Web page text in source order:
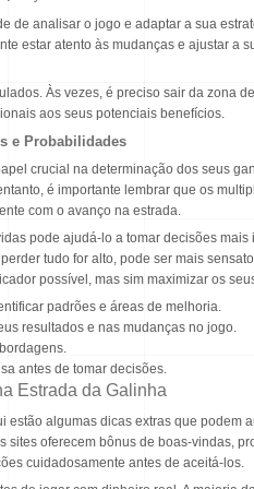
de analisar o jogo e adaptar a sua
estar atento às mudanças e ajustar
Às vezes, é preciso sair da zona
aos seus potenciais benefícios.
e Probabilidades
crucial na determinação dos seus
é importante lembrar que os
com o avanço na estrada.
pode ajudá-lo a tomar decisões
tudo for alto, pode ser mais
possível, mas sim maximizar os
padrões e áreas de melhoria.
resultados e nas mudanças no jogo.
antes de tomar decisões.
Estrada da Galinha
estão algumas dicas extras que
sites oferecem bônus de boas-vindas,
cuidadosamente antes de aceitá-los.